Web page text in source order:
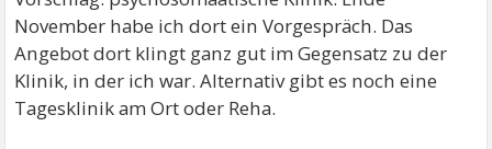
November habe ich dort ein Vorgespräch. Das
Angebot dort klingt ganz gut im Gegensatz zu der
Klinik, in der ich war. Alternativ gibt es noch eine
Tagesklinik am Ort oder Reha.